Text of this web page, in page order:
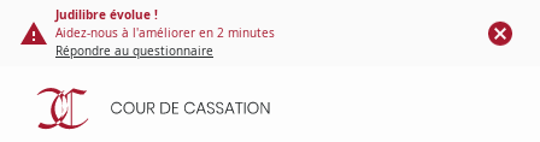
Panneau de gestion des cookies
contenu
principal
Judilibre évolue !
Aidez-nous à l'améliorer en 2 minutes
Répondre au questionnaire